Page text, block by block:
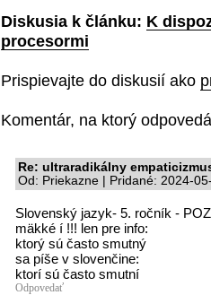
Diskusia k článku: K
procesormi
Prispievajte do diskusií ako
Komentár, na ktorý
Re: ultraradikálny
Od: Priekazne | Pridané: 2024-
Slovenský jazyk- 5. ročník -
mäkké í !!! len pre info:
ktorý sú často smutný
sa píše v slovenčine:
ktorí sú často smutní
Odpovedať